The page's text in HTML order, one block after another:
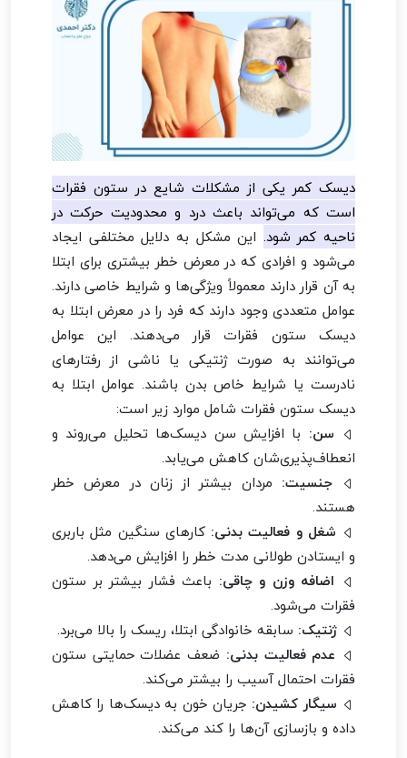
دیسک کمر یکی از مشکلات شایع در ستون فقرات
است که می‌تواند باعث درد و محدودیت حرکت در
ناحیه کمر شود. این مشکل به دلایل مختلفی ایجاد
می‌شود و افرادی که در معرض خطر بیشتری برای ابتلا
به آن قرار دارند معمولاً ویژگی‌ها و شرایط خاصی دارند.
عوامل متعددی وجود دارند که فرد را در معرض ابتلا به
دیسک ستون فقرات قرار می‌دهند. این عوامل
می‌توانند به صورت ژنتیکی یا ناشی از رفتارهای
نادرست یا شرایط خاص بدن باشند. عوامل ابتلا به
دیسک ستون فقرات شامل موارد زیر است:
سن: با افزایش سن دیسک‌ها تحلیل می‌روند و
انعطاف‌پذیری‌شان کاهش می‌یابد.
جنسیت: مردان بیشتر از زنان در معرض خطر
هستند.
شغل و فعالیت بدنی: کارهای سنگین مثل باربری
و ایستادن طولانی‌ مدت خطر را افزایش می‌دهد.
اضافه وزن و چاقی: باعث فشار بیشتر بر ستون
فقرات می‌شود.
ژنتیک: سابقه خانوادگی ابتلا، ریسک را بالا می‌برد.
عدم فعالیت بدنی: ضعف عضلات حمایتی ستون
فقرات احتمال آسیب را بیشتر می‌کند.
سیگار کشیدن: جریان خون به دیسک‌ها را کاهش
داده و بازسازی آن‌ها را کند می‌کند.